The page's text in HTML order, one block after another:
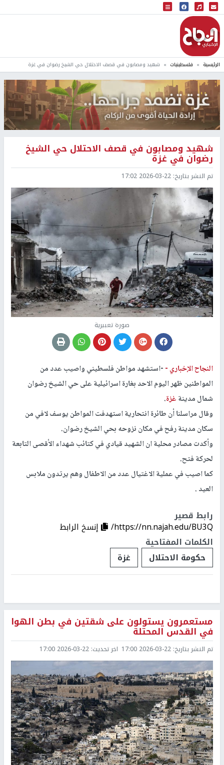
البث المباشر
إذاعة النجاح
الرئيسية فلسطينيات شهيد ومصابون في قصف الاحتلال حي الشيخ رضوان في غزة
شهيد ومصابون في قصف الاحتلال حي الشيخ
رضوان في غزة
تم النشر بتاريخ: 2026-03-22 17:02
صورة تعبيرية
النجاح الإخباري --استشهد مواطن فلسطيني واصيب عدد من
المواطنين ظهر اليوم الاحد بغارة اسرائيلية على حي الشيخ رضوان
شمال مدينةغزة.
وقال مراسلنا أن طائرة انتحارية استهدفت المواطن يوسف لافي من
سكان مدينة رفح في مكان نزوحه بحي الشيخ رضوان.
وأكدت مصادر محلية ان الشهيد قيادي في كتائب شهداء الأقصى التابعة
لحركة فتح.
كما اصيب في عملية الاغتيال عدد من الاطفال وهم يرتدون ملابس
العيد .
رابط قصير
https://nn.najah.edu/BU3Q/
إنسخ الرابط
الكلمات المفتاحية
حكومة الاحتلال
غزة
مستعمرون يستولون على شقتين في بطن الهوا
في القدس المحتلة
تم النشر بتاريخ: 2026-03-22 17:00 اخر تحديث: 2026-03-22 17:00